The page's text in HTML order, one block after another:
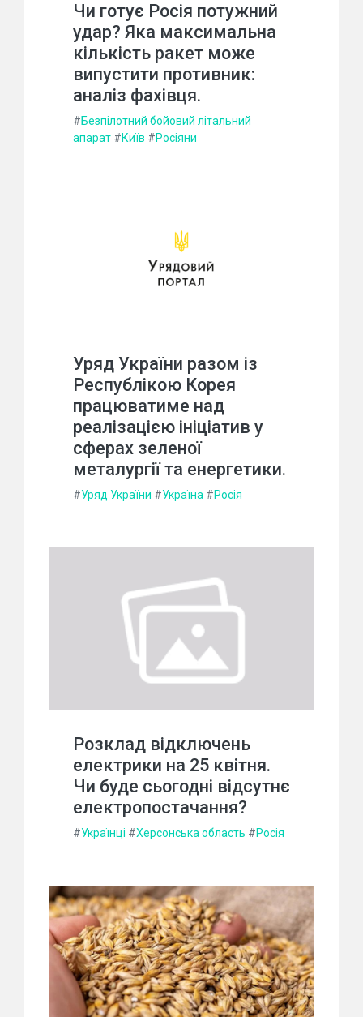
Чи готує Росія потужний
удар? Яка максимальна
кількість ракет може
випустити противник:
аналіз фахівця.
#Безпілотний бойовий літальний
апарат #Київ #Росіяни
Уряд України разом із
Республікою Корея
працюватиме над
реалізацією ініціатив у
сферах зеленої
металургії та енергетики.
#Уряд України #Україна #Росія
Розклад відключень
електрики на 25 квітня.
Чи буде сьогодні відсутнє
електропостачання?
#Українці #Херсонська область #Росія